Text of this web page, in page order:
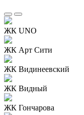
ЖК UNO
ЖК Арт Сити
ЖК Видинеевский
ЖК Видный
ЖК Гончарова